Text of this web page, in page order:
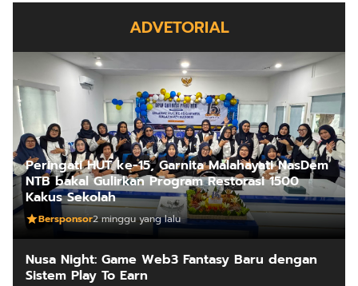
ADVETORIAL
Peringati HUT ke-15, Garnita Malahayati NasDem
NTB bakal Gulirkan Program Restorasi 1500
Kakus Sekolah
Bersponsor2 minggu yang lalu
Nusa Night: Game Web3 Fantasy Baru dengan
Sistem Play To Earn